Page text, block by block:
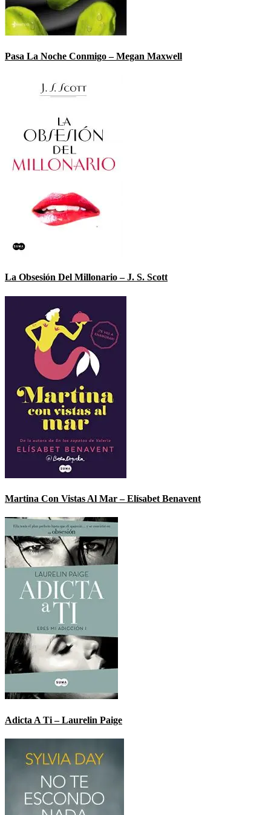
Pasa La Noche Conmigo – Megan Maxwell
La Obsesión Del Millonario – J. S. Scott
Martina Con Vistas Al Mar – Elísabet Benavent
Adicta A Ti – Laurelin Paige